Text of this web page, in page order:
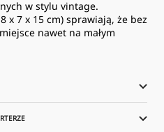
w stylu vintage.
x 7 x 15 cm) sprawiają, że bez
nawet na małym